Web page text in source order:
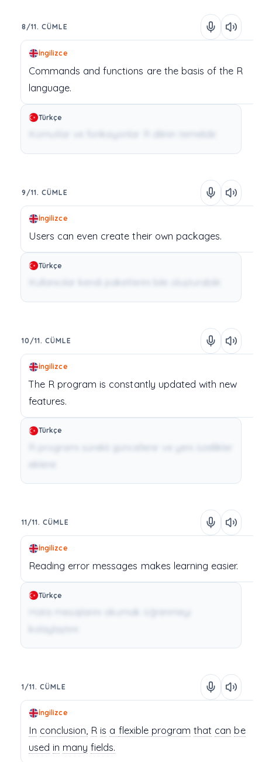
8/11. CÜMLE
İngilizce
Commands and functions are the basis of the R
language.
Türkçe
9/11. CÜMLE
İngilizce
Users can even createtheir own packages.
Türkçe
10/11. CÜMLE
İngilizce
The R program is constantly updated with new
features.
Türkçe
R programı sürekli güncellenir ve yeni özellikler
11/11. CÜMLE
İngilizce
Reading error messages makes learning easier.
Türkçe
1/11. CÜMLE
İngilizce
In conclusion, R is a flexible program that can be
used in many fields.